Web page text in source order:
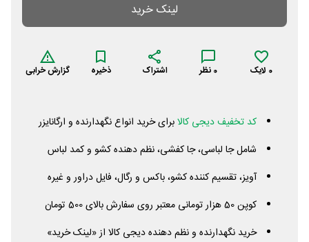
لینک خرید
0 لایک 0 نظر اشتراک ذخیره گزارش خرابی
کد تخفیف دیجی کالابرای خرید انواع نگهدارنده و ارگانایزر
شامل جا لباسی، جا کفشی، نظم دهنده کشو و کمد لباس
آویز، تقسیم کننده کشو، باکس و رگال، فایل دراور و غیره
کوپن 50 هزار تومانی معتبر روی سفارش بالای 500 تومان
خرید نگهدارنده و نظم دهنده دیجی کالا از «لینک خرید»